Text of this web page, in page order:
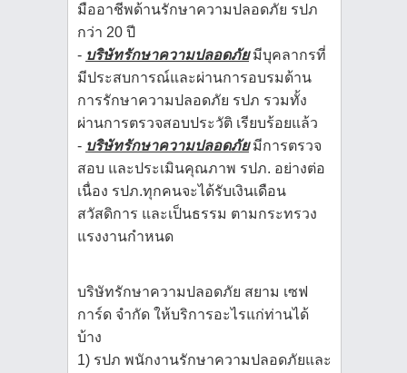
มืออาชีพด้านรักษาความปลอดภัย รปภ
กว่า 20 ปี
- บริษัทรักษาความปลอดภัยมีบุคลากรที่
มีประสบการณ์และผ่านการอบรมด้าน
การรักษาความปลอดภัย รปภ รวมทั้ง
ผ่านการตรวจสอบประวัติ เรียบร้อยแล้ว
- บริษัทรักษาความปลอดภัยมีการตรวจ
สอบ และประเมินคุณภาพ รปภ. อย่างต่อ
เนื่อง รปภ.ทุกคนจะได้รับเงินเดือน
สวัสดิการ และเป็นธรรม ตามกระทรวง
แรงงานกำหนด
บริษัทรักษาความปลอดภัย สยาม เซฟ
การ์ด จำกัด ให้บริการอะไรแก่ท่านได้
บ้าง
1) รปภ พนักงานรักษาความปลอดภัยและ